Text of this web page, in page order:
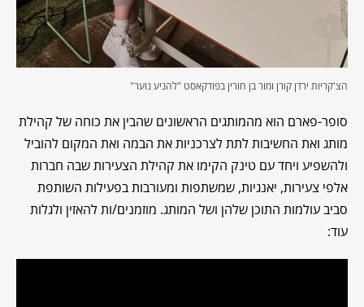
הצ'קריות ירדן קורן ומור בן חורין בפודקאסט "להניע נוער"
סופר-פארם הוא מהמותגים הראשונים שהבין את כוחה של קהילת
מותג ואת החשיבות לתת לצרכניות את הבמה ואת המקום להוביל
ולהשפיע ויחד עם טינק הקימו את קהילת הצעירות שבה חברות
אלפי צעירות, יאנגיות, שמשתפות ומעורבות בפעילות השותפת
סביב עולמות התוכן שלהן ושל המותג. מוזמנים/ות להאזין ולגלות
עוד: